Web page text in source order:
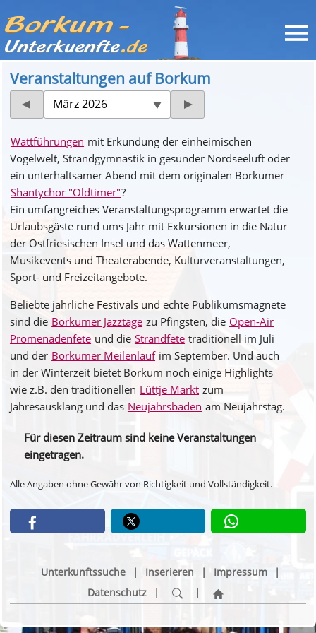
Veranstaltungen auf Borkum
März 2026
Wattführungen mit Erkundung der einheimischen
Vogelwelt, Strandgymnastik in gesunder Nordseeluft oder
ein unterhaltsamer Abend mit dem originalen Borkumer
Shantychor "Oldtimer"?
Ein umfangreiches Veranstaltungsprogramm erwartet die
Urlaubsgäste rund ums Jahr mit Exkursionen in die Natur
der Ostfriesischen Insel und das Wattenmeer,
Musikevents und Theaterabende, Kulturveranstaltungen,
Sport- und Freizeitangebote.
Beliebte jährliche Festivals und echte Publikumsmagnete
sind die Borkumer Jazztage zu Pfingsten, die Open-Air
Promenadenfete und die Strandfete traditionell im Juli
und der Borkumer Meilenlauf im September. Und auch
in der Winterzeit bietet Borkum noch einige Highlights
wie z.B. den traditionellen Lüttje Markt zum
Jahresausklang und das Neujahrsbaden am Neujahrstag.
Für diesen Zeitraum sind keine Veranstaltungen
eingetragen.
Alle Angaben ohne Gewähr von Richtigkeit und Vollständigkeit.
Unterkunftssuche | Inserieren | Impressum
|
Datenschutz
| |